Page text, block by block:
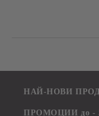
НАЙ-НОВИ
ПРОМОЦИИ до -